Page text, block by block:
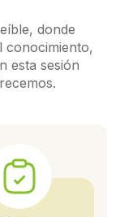
donde
conocimiento,
esta sesión